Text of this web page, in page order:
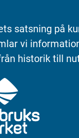
satsning på
vi
historik till